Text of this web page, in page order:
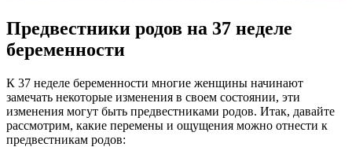
Предвестники родов на 37 неделе
беременности
К 37 неделе беременности многие женщины начинают
замечать некоторые изменения в своем состоянии, эти
изменения могут быть предвестниками родов. Итак, давайте
рассмотрим, какие перемены и ощущения можно отнести к
предвестникам родов: